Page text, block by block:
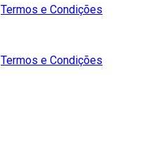
Termos e Condições
Termos e Condições